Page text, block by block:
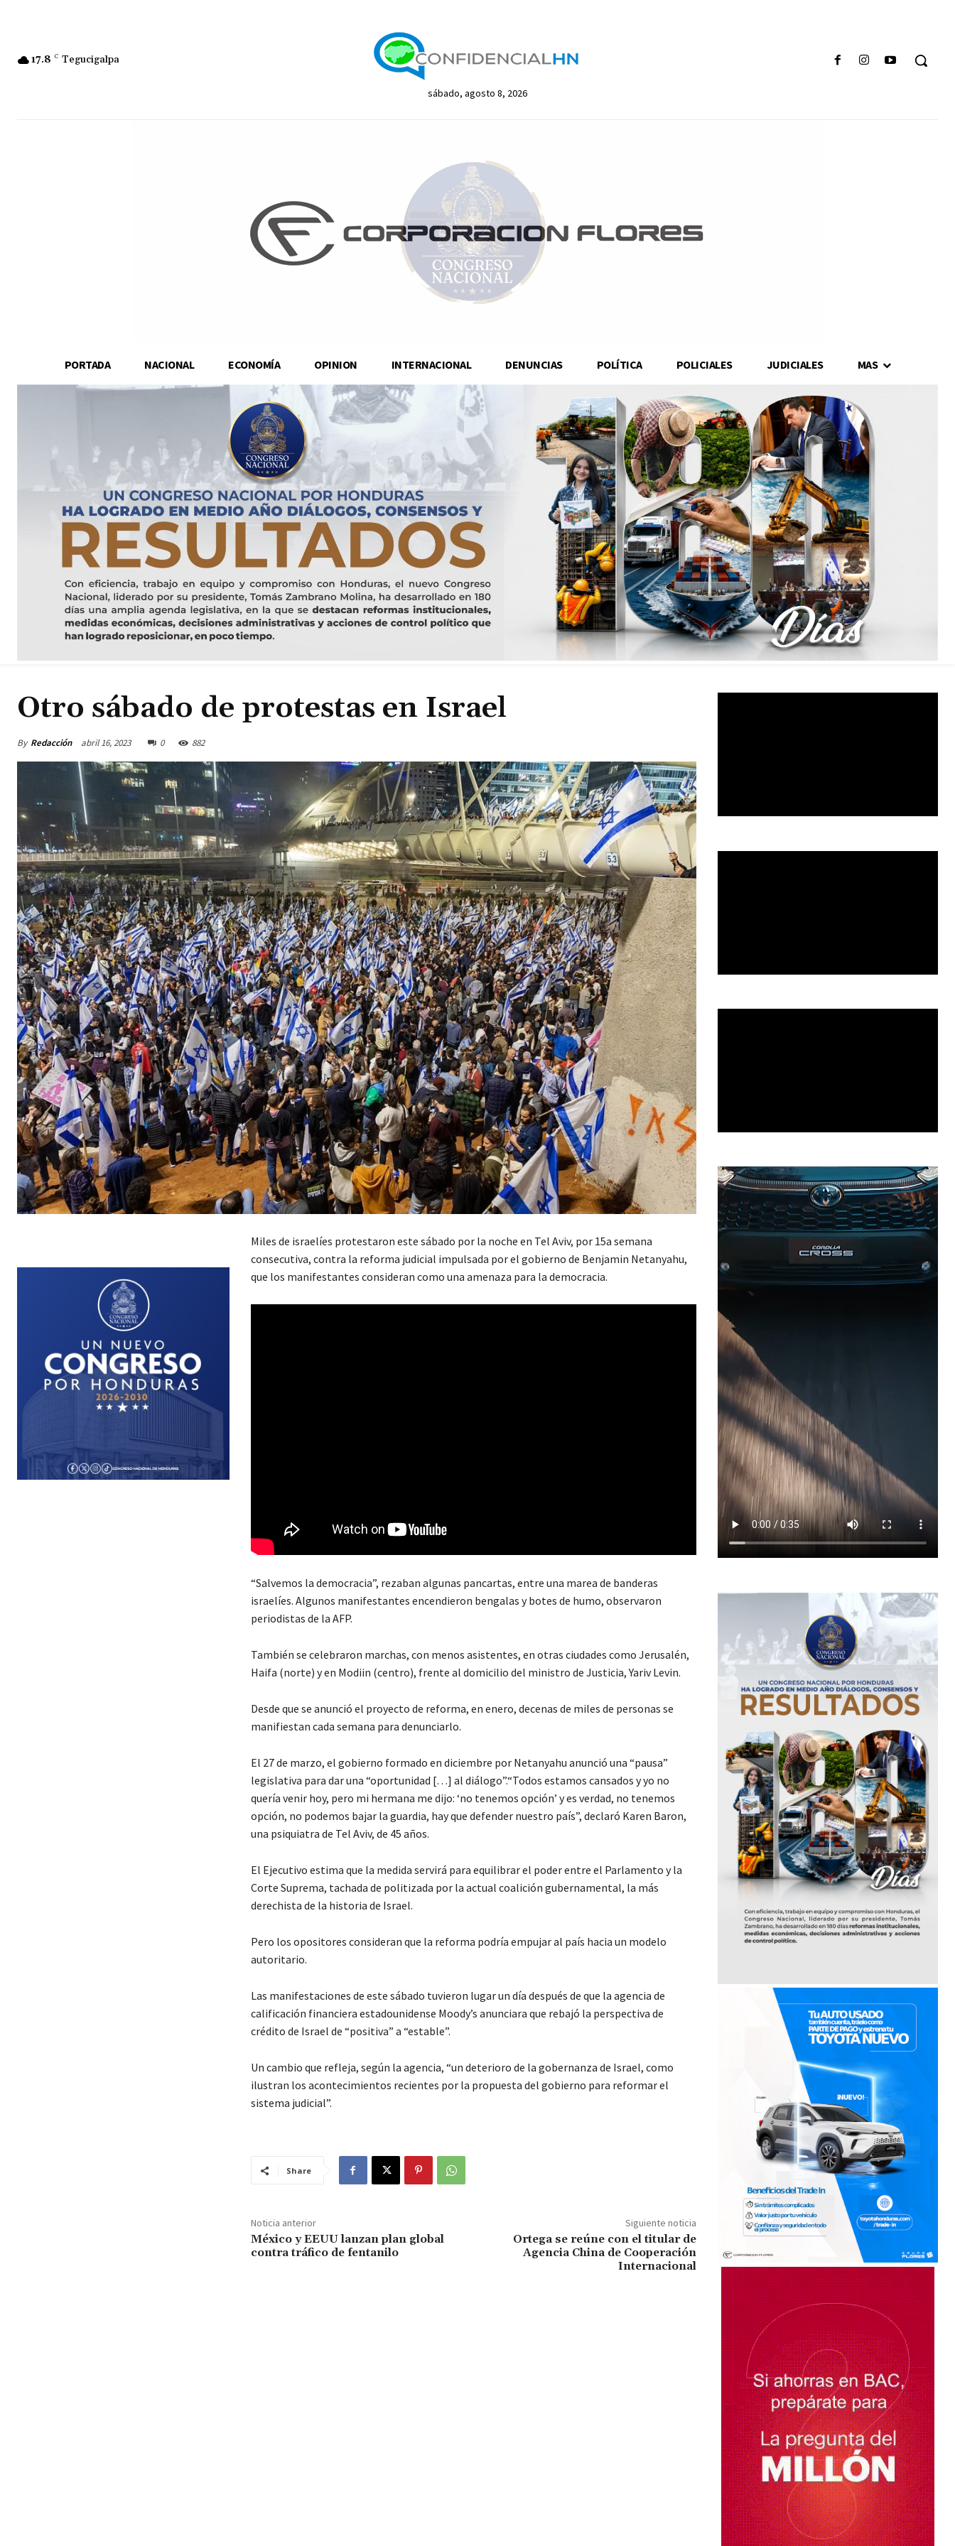
17.8 C Tegucigalpa
sábado, agosto 8, 2026
PORTADA NACIONAL ECONOMÍA OPINION INTERNACIONAL DENUNCIAS POLÍTICA POLICIALES JUDICIALES MAS
Otro sábado de protestas en Israel
By Redacción abril 16, 2023 0 882
Miles de israelíes protestaron este sábado por la noche en Tel Aviv, por 15a semana
consecutiva, contra la reforma judicial impulsada por el gobierno de Benjamin Netanyahu,
que los manifestantes consideran como una amenaza para la democracia.
“Salvemos la democracia”, rezaban algunas pancartas, entre una marea de banderas
israelíes. Algunos manifestantes encendieron bengalas y botes de humo, observaron
periodistas de la AFP.
También se celebraron marchas, con menos asistentes, en otras ciudades como Jerusalén,
Haifa (norte) y en Modiin (centro), frente al domicilio del ministro de Justicia, Yariv Levin.
Desde que se anunció el proyecto de reforma, en enero, decenas de miles de personas se
manifiestan cada semana para denunciarlo.
El 27 de marzo, el gobierno formado en diciembre por Netanyahu anunció una “pausa”
legislativa para dar una “oportunidad […] al diálogo”.“Todos estamos cansados y yo no
quería venir hoy, pero mi hermana me dijo: ‘no tenemos opción’ y es verdad, no tenemos
opción, no podemos bajar la guardia, hay que defender nuestro país”, declaró Karen Baron,
una psiquiatra de Tel Aviv, de 45 años.
El Ejecutivo estima que la medida servirá para equilibrar el poder entre el Parlamento y la
Corte Suprema, tachada de politizada por la actual coalición gubernamental, la más
derechista de la historia de Israel.
Pero los opositores consideran que la reforma podría empujar al país hacia un modelo
autoritario.
Las manifestaciones de este sábado tuvieron lugar un día después de que la agencia de
calificación financiera estadounidense Moody’s anunciara que rebajó la perspectiva de
crédito de Israel de “positiva” a “estable”.
Un cambio que refleja, según la agencia, “un deterioro de la gobernanza de Israel, como
ilustran los acontecimientos recientes por la propuesta del gobierno para reformar el
sistema judicial”.
Share
Noticia anterior
México y EEUU lanzan plan global
contra tráfico de fentanilo
Siguiente noticia
Ortega se reúne con el titular de
Agencia China de Cooperación
Internacional